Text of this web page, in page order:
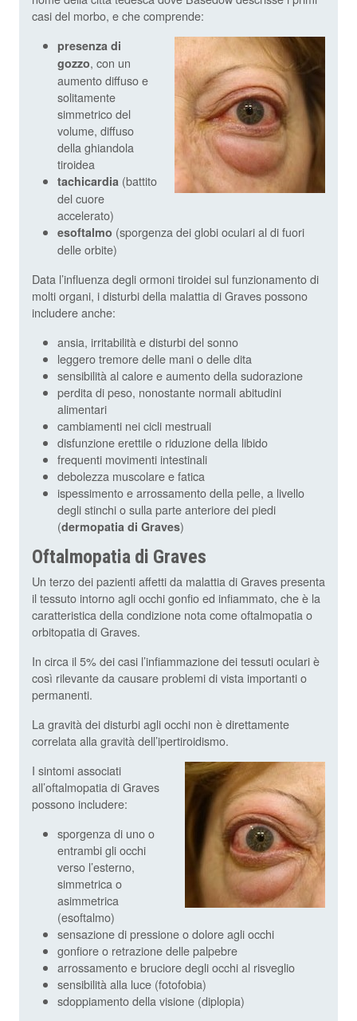
casi del morbo, e che comprende:
presenza di
gozzo, con un
aumento diffuso e
solitamente
simmetrico del
volume, diffuso
della ghiandola
tiroidea
tachicardia (battito
del cuore
accelerato)
esoftalmo (sporgenza dei globi oculari al di fuori
delle orbite)
Data l’influenza degli ormoni tiroidei sul funzionamento di
molti organi, i disturbi della malattia di Graves possono
includere anche:
ansia, irritabilità e disturbi del sonno
leggero tremore delle mani o delle dita
sensibilità al calore e aumento della sudorazione
perdita di peso, nonostante normali abitudini
alimentari
cambiamenti nei cicli mestruali
disfunzione erettile o riduzione della libido
frequenti movimenti intestinali
debolezza muscolare e fatica
ispessimento e arrossamento della pelle, a livello
degli stinchi o sulla parte anteriore dei piedi
(dermopatia di Graves)
Oftalmopatia di Graves
Un terzo dei pazienti affetti da malattia di Graves presenta
il tessuto intorno agli occhi gonfio ed infiammato, che è la
caratteristica della condizione nota come oftalmopatia o
orbitopatia di Graves.
In circa il 5% dei casi l’infiammazione dei tessuti oculari è
così rilevante da causare problemi di vista importanti o
permanenti.
La gravità dei disturbi agli occhi non è direttamente
correlata alla gravità dell’ipertiroidismo.
I sintomi associati
all’oftalmopatia di Graves
possono includere:
sporgenza di uno o
entrambi gli occhi
verso l’esterno,
simmetrica o
asimmetrica
(esoftalmo)
sensazione di pressione o dolore agli occhi
gonfiore o retrazione delle palpebre
arrossamento e bruciore degli occhi al risveglio
sensibilità alla luce (fotofobia)
sdoppiamento della visione (diplopia)